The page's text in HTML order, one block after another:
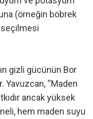
(örneğin böbrek
gizli gücünün Bor
Yavuzcan, “Maden
ancak yüksek
hem maden suyu